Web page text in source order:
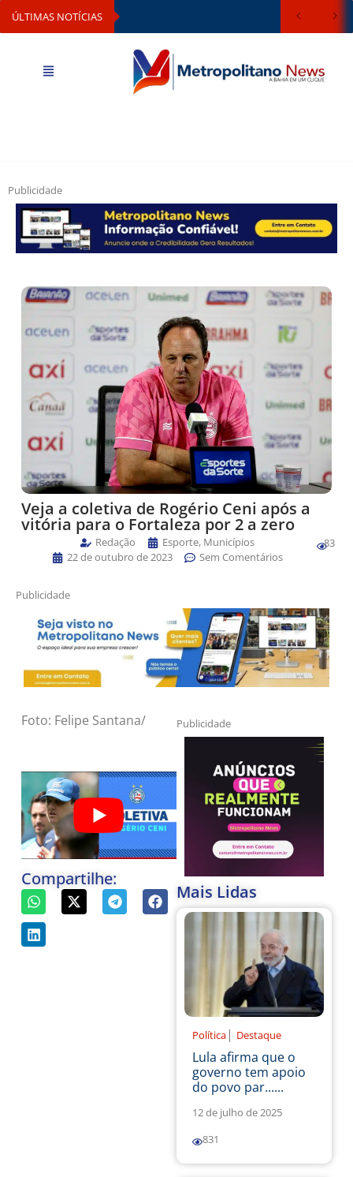
ÚLTIMAS NOTÍCIAS
Publicidade
Veja a coletiva de Rogério Ceni após a
vitória para o Fortaleza por 2 a zero
Redação Esporte, Municípios
22 de outubro de 2023
Sem Comentários
83
Publicidade
Foto: Felipe Santana/
Compartilhe:
Publicidade
Mais Lidas
Política | Destaque
Lula afirma que o
governo tem apoio
do povo par......
12 de julho de 2025
831